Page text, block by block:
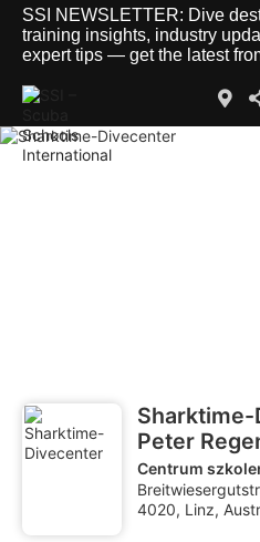
SSI NEWSLETTER: Dive
training insights, industry
expert tips — get the latest
Peter
Centrum
4020, Linz,